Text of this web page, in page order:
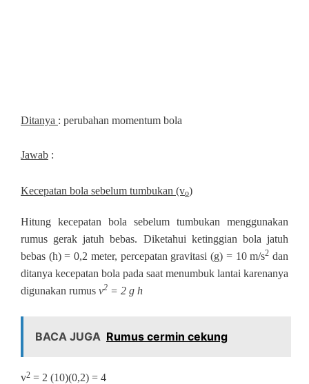
Ditanya : perubahan momentum bola
Jawab :
Kecepatan bola sebelum tumbukan (vo)
Hitung kecepatan bola sebelum tumbukan menggunakan
rumus gerak jatuh bebas. Diketahui ketinggian bola jatuh
bebas (h) = 0,2 meter, percepatan gravitasi (g) = 10 m/s2 dan
ditanya kecepatan bola pada saat menumbuk lantai karenanya
digunakan rumus v2 = 2 g h
BACA JUGA Rumus cermin cekung
v2 = 2 (10)(0,2) = 4